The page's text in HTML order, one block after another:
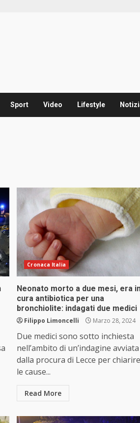
Sport Video Lifestyle
Cronaca Italia
Neonato morto a due mesi, era
cura antibiotica per una
bronchiolite: indagati due medici
Filippo Limoncelli Marzo 28, 2024
Due medici sono sotto inchiesta
nell’ambito di un’indagine avviata
dalla procura di Lecce per chiarire
le cause...
Read More